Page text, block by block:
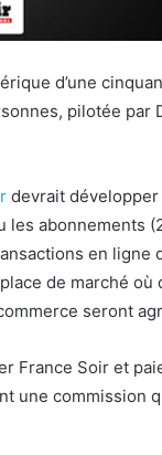
d’une
pilotée par
devrait
abonnements
en ligne
de marché où
seront
France Soir et
une commission